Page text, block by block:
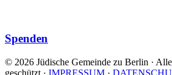
Spenden
© 2026 Jüdische Gemeinde zu Berlin ·
geschützt · IMPRESSUM ·